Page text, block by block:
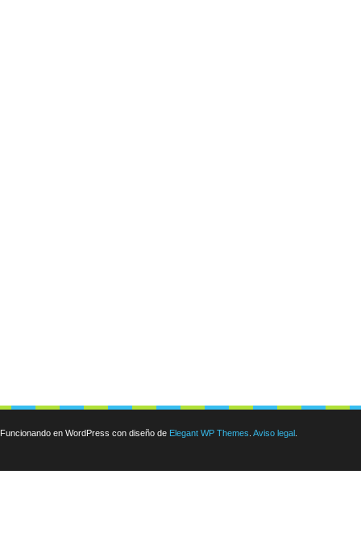
Funcionando en WordPress con diseño de Elegant WP Themes Aviso legal